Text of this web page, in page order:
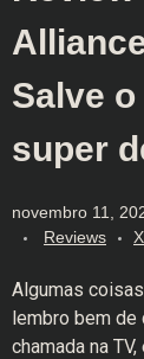
Salve
super
novembro 11,
Reviews
Algumas
lembro bem de
chamada na